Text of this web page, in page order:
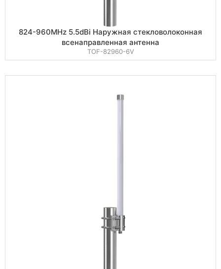
824-960MHz 5.5dBi Наружная стекловолоконная
всенаправленная антенна
TOF-82960-6V